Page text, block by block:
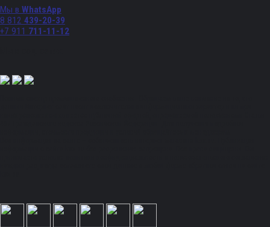
Мы в WhatsApp
8 812 439-20-39
+7 911 711-11-12